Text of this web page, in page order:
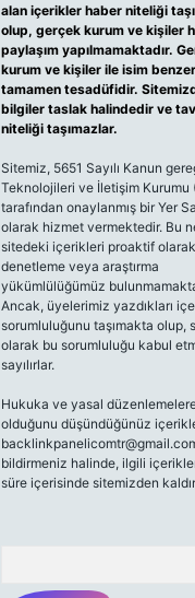
alan içerikler haber niteliği
olup, gerçek kurum ve kişiler
paylaşım yapılmamaktadır.
kurum ve kişiler ile isim
tamamen tesadüfidir.
bilgiler taslak halindedir ve
niteliği taşımazlar.
Sitemiz, 5651 Sayılı Kanun
Teknolojileri ve İletişim Kurumu
tarafından onaylanmış bir Yer
olarak hizmet vermektedir. Bu
sitedeki içerikleri proaktif olarak
denetleme veya araştırma
yükümlülüğümüz
Ancak, üyelerimiz yazdıkları
sorumluluğunu taşımakta olup,
olarak bu sorumluluğu kabul
sayılırlar.
Hukuka ve yasal düzenlemelere
olduğunu düşündüğünüz
bildirmeniz halinde, ilgili
süre içerisinde sitemizden